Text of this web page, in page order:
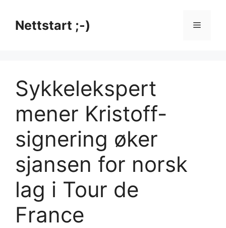
innholdNettstart ;-) Meny
Sykkelekspert
mener Kristoff-
signering øker
sjansen for norsk
lag i Tour de
France